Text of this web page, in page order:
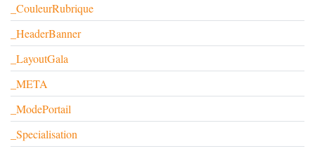
_CouleurRubrique
_HeaderBanner
_LayoutGala
_META
_ModePortail
_Specialisation